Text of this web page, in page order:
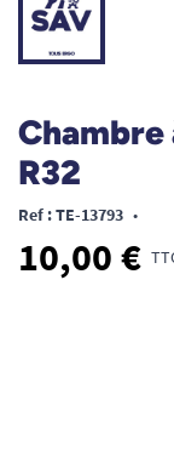
R32
Ref : TE-13793 •
10,00 €